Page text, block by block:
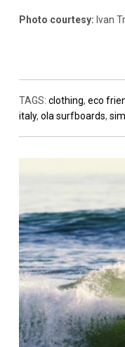
Photo courtesy: Ivan
TAGS: clothing, eco
italy, ola surfboards,